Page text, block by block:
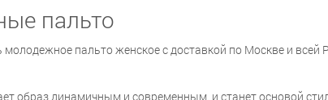
пальто
пальто женское с доставкой по Москве и
образ динамичным и современным, и станет основой